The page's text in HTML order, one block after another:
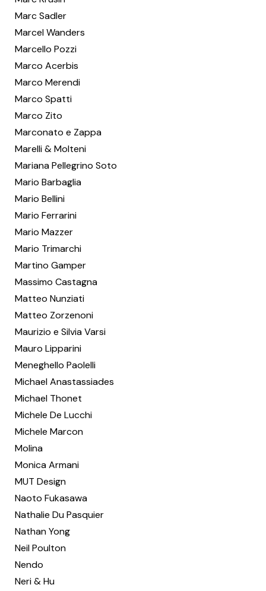
Marc Sadler
Marcel Wanders
Marcello Pozzi
Marco Acerbis
Marco Merendi
Marco Spatti
Marco Zito
Marconato e Zappa
Marelli & Molteni
Mariana Pellegrino Soto
Mario Barbaglia
Mario Bellini
Mario Ferrarini
Mario Mazzer
Mario Trimarchi
Martino Gamper
Massimo Castagna
Matteo Nunziati
Matteo Zorzenoni
Maurizio e Silvia Varsi
Mauro Lipparini
Meneghello Paolelli
Michael Anastassiades
Michael Thonet
Michele De Lucchi
Michele Marcon
Molina
Monica Armani
MUT Design
Naoto Fukasawa
Nathalie Du Pasquier
Nathan Yong
Neil Poulton
Nendo
Neri & Hu